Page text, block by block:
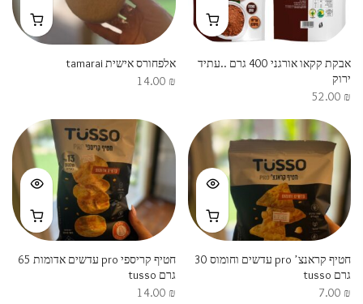
אבקת קקאו אורגני 400 גרם ..עתיד
ירוק
52.00 ₪
אלפחורס אישית tamarai
14.00 ₪
חטיף קראנצ’ pro עדשים וחומוס 30
גרם tusso
7.00 ₪
חטיף קריספי pro עדשים אדומות 65
גרם tusso
14.00 ₪